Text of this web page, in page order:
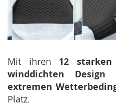
Mit ihren 12 starken
winddichten Design
extremen
Platz.